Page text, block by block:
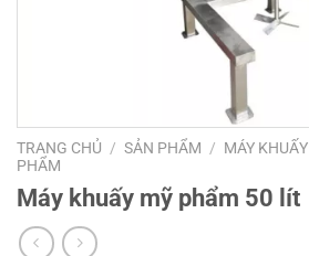
TRANG CHỦ / SẢN PHẨM / MÁY KHUẤY
PHẨM
Máy khuấy mỹ phẩm 50 lít